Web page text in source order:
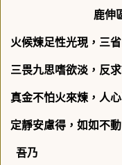
鹿伸
火候煉足性光現，三
三畏九思嗜欲淡，反
真金不怕火來煉，人
定靜安慮得，如如不
吾乃